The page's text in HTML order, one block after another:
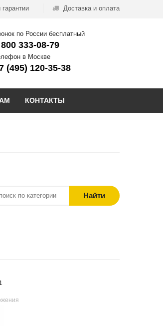
Доставка и оплата
по России бесплатный
333-08-79
в Москве
(495) 120-35-38
КОНТАКТЫ
Найти